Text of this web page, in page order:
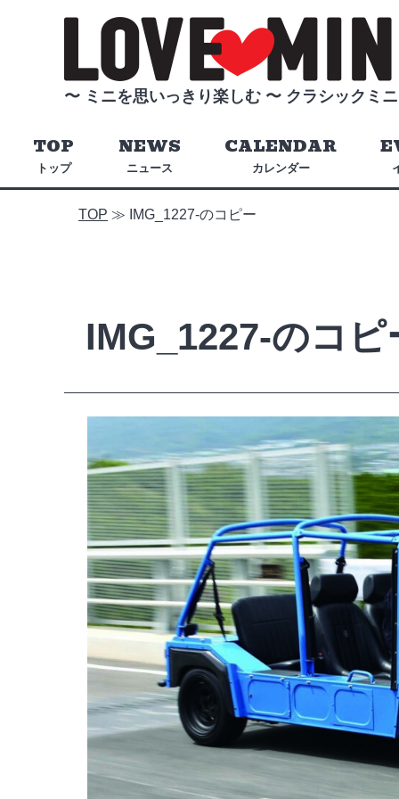
〜 ミニを思いっきり楽しむ 〜 クラシックミ
トップ
TOP
ニュース
NEWS
カレンダー
CALENDAR
TOP ≫ IMG_1227-のコピー
IMG_1227-のコピ